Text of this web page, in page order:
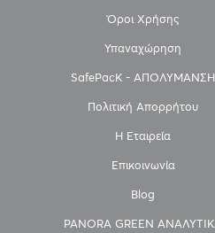
Όροι Χρήσης
Υπαναχώρηση
SafePacK - ΑΠΟΛΥΜΑΝΣΗ
Πολιτική Απορρήτου
Η Εταιρεία
Επικοινωνία
Blog
PANORA GREEN